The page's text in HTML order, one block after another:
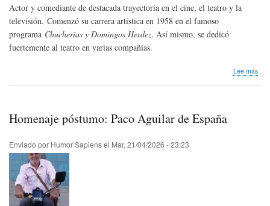
Actor y comediante de destacada trayectoria en el cine, el teatro y la
televisión. Comenzó su carrera artística en 1958 en el famoso
programa Chucherías y Domingos Herdez. Así mismo, se dedicó
fuertemente al teatro en varias compañías.
Lee más
Homenaje póstumo: Paco Aguilar de España
Enviado por Humor Sapiensel Mar, 21/04/2026 - 23:23